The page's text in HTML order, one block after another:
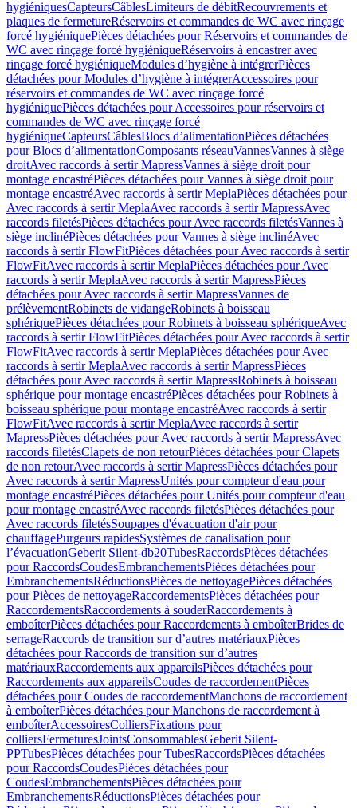
hygiéniquesCapteursCâblesLimiteurs de débitRecouvrements et
plaques de fermetureRéservoirs et commandes de WC avec rinçage
forcé hygiéniquePièces détachées pour Réservoirs et commandes de
WC avec rinçage forcé hygiéniqueRéservoirs à encastrer avec
rinçage forcé hygiéniqueModules d’hygiène à intégrerPièces
détachées pour Modules d’hygiène à intégrerAccessoires pour
réservoirs et commandes de WC avec rinçage forcé
hygiéniquePièces détachées pour Accessoires pour réservoirs et
commandes de WC avec rinçage forcé
hygiéniqueCapteursCâblesBlocs d’alimentationPièces détachées
pour Blocs d’alimentationComposants réseauVannesVannes à siège
droitAvec raccords à sertir MapressVannes à siège droit pour
montage encastréPièces détachées pour Vannes à siège droit pour
montage encastréAvec raccords à sertir MeplaPièces détachées pour
Avec raccords à sertir MeplaAvec raccords à sertir MapressAvec
raccords filetésPièces détachées pour Avec raccords filetésVannes à
siège inclinéPièces détachées pour Vannes à siège inclinéAvec
raccords à sertir FlowFitPièces détachées pour Avec raccords à sertir
FlowFitAvec raccords à sertir MeplaPièces détachées pour Avec
raccords à sertir MeplaAvec raccords à sertir MapressPièces
détachées pour Avec raccords à sertir MapressVannes de
prélèvementRobinets de vidangeRobinets à boisseau
sphériquePièces détachées pour Robinets à boisseau sphériqueAvec
raccords à sertir FlowFitPièces détachées pour Avec raccords à sertir
FlowFitAvec raccords à sertir MeplaPièces détachées pour Avec
raccords à sertir MeplaAvec raccords à sertir MapressPièces
détachées pour Avec raccords à sertir MapressRobinets à boisseau
sphérique pour montage encastréPièces détachées pour Robinets à
boisseau sphérique pour montage encastréAvec raccords à sertir
FlowFitAvec raccords à sertir MeplaAvec raccords à sertir
MapressPièces détachées pour Avec raccords à sertir MapressAvec
raccords filetésClapets de non retourPièces détachées pour Clapets
de non retourAvec raccords à sertir MapressPièces détachées pour
Avec raccords à sertir MapressUnités pour compteur d'eau pour
montage encastréPièces détachées pour Unités pour compteur d'eau
pour montage encastréAvec raccords filetésPièces détachées pour
Avec raccords filetésSoupapes d'évacuation d'air pour
chauffagePurgeurs rapidesSystèmes de canalisation pour
l’évacuationGeberit Silent-db20TubesRaccordsPièces détachées
pour RaccordsCoudesEmbranchementsPièces détachées pour
EmbranchementsRéductionsPièces de nettoyagePièces détachées
pour Pièces de nettoyageRaccordementsPièces détachées pour
RaccordementsRaccordements à souderRaccordements à
emboîterPièces détachées pour Raccordements à emboîterBrides de
serrageRaccords de transition sur d’autres matériauxPièces
détachées pour Raccords de transition sur d’autres
matériauxRaccordements aux appareilsPièces détachées pour
Raccordements aux appareilsCoudes de raccordementPièces
détachées pour Coudes de raccordementManchons de raccordement
à emboîterPièces détachées pour Manchons de raccordement à
emboîterAccessoiresColliersFixations pour
colliersFermeturesJointsConsommablesGeberit Silent-
PPTubesPièces détachées pour TubesRaccordsPièces détachées
pour RaccordsCoudesPièces détachées pour
CoudesEmbranchementsPièces détachées pour
EmbranchementsRéductionsPièces détachées pour